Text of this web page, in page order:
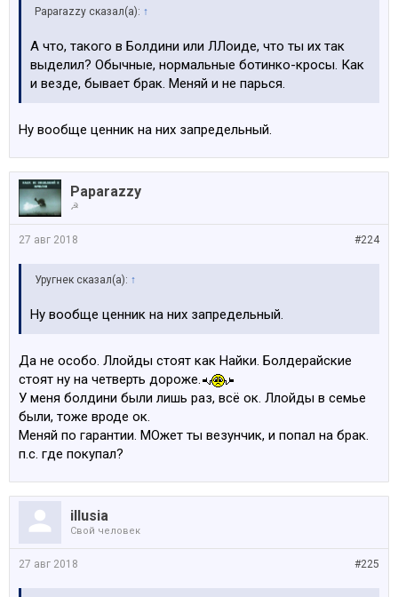
Paparazzy сказал(а): ↑
А что, такого в Болдини или ЛЛоиде, что ты их так
выделил? Обычные, нормальные ботинко-кросы. Как
и везде, бывает брак. Меняй и не парься.
Ну вообще ценник на них запредельный.
Paparazzy
☭
#224
27 авг 2018
Уругнек сказал(а): ↑
Ну вообще ценник на них запредельный.
Да не особо. Ллойды стоят как Найки. Болдерайские
стоят ну на четверть дороже.
У меня болдини были лишь раз, всё ок. Ллойды в семье
были, тоже вроде ок.
Меняй по гарантии. МОжет ты везунчик, и попал на брак.
п.с. где покупал?
illusia
Свой человек
#225
27 авг 2018